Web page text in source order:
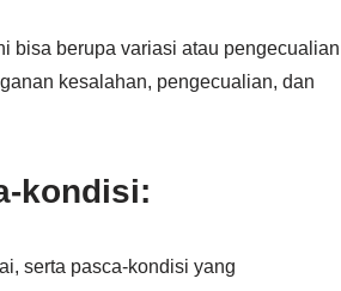
bisa berupa variasi atau pengecualian
kesalahan, pengecualian, dan
kondisi:
serta pasca-kondisi yang